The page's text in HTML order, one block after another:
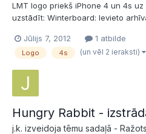
LMT logo priekš iPhone 4 un 4s uz
uzstādīt: Winterboard: Ievieto
/private/var/stash/Themes.DVkK4k/
undles/com.apple.LMT_lv un caur
Jūlijs 7, 2012 1 atbilde
Logo 4s (un vēl 2 ieraksti)
Hungry Rabbit -
j.k. izveidoja tēmu sadaļā -